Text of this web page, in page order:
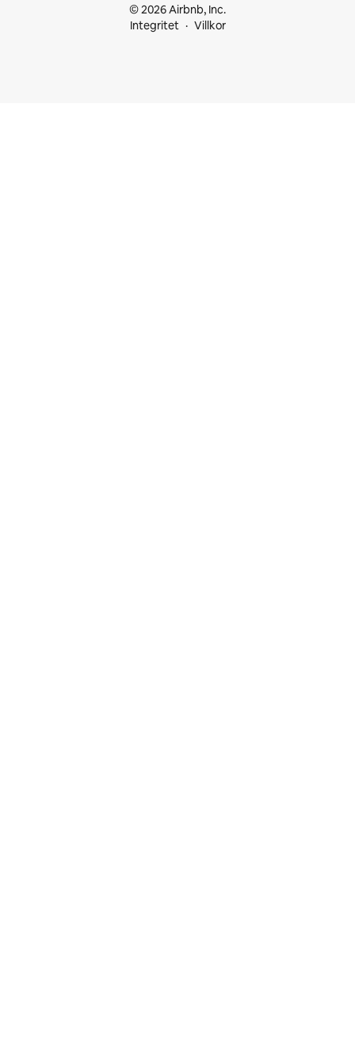
© 2026 Airbnb, Inc.
Integritet
Villkor